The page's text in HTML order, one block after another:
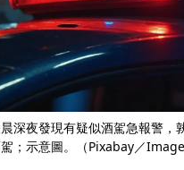
深夜發現有疑似酒駕急報警
；示意圖。（Pixabay／